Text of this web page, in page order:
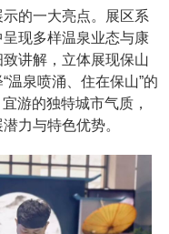
的一大亮点。展区系
现多样温泉业态与康
讲解，立体展现保山
温泉喷涌、住在保山”的
游的独特城市气质，
力与特色优势。